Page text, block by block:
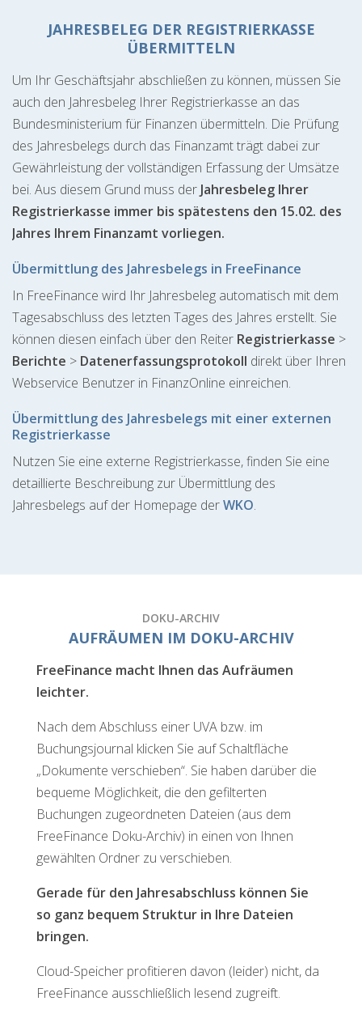
JAHRESBELEG DER REGISTRIERKASSE
ÜBERMITTELN
Um Ihr Geschäftsjahr abschließen zu können, müssen Sie
auch den Jahresbeleg Ihrer Registrierkasse an das
Bundesministerium für Finanzen übermitteln. Die Prüfung
des Jahresbelegs durch das Finanzamt trägt dabei zur
Gewährleistung der vollständigen Erfassung der Umsätze
bei. Aus diesem Grund muss der Jahresbeleg Ihrer
Registrierkasse immer bis spätestens den 15.02. des
Jahres Ihrem Finanzamt vorliegen.
Übermittlung des Jahresbelegs in FreeFinance
In FreeFinance wird Ihr Jahresbeleg automatisch mit dem
Tagesabschluss des letzten Tages des Jahres erstellt. Sie
können diesen einfach über den Reiter Registrierkasse >
Berichte > Datenerfassungsprotokoll direkt über Ihren
Webservice Benutzer in FinanzOnline einreichen.
Übermittlung des Jahresbelegs mit einer externen
Registrierkasse
Nutzen Sie eine externe Registrierkasse, finden Sie eine
detaillierte Beschreibung zur Übermittlung des
Jahresbelegs auf der Homepage derWKO.
DOKU-ARCHIV
AUFRÄUMEN IM DOKU-ARCHIV
FreeFinance macht Ihnen das Aufräumen
leichter.
Nach dem Abschluss einer UVA bzw. im
Buchungsjournal klicken Sie auf Schaltfläche
„Dokumente verschieben“. Sie haben darüber die
bequeme Möglichkeit, die den gefilterten
Buchungen zugeordneten Dateien (aus dem
FreeFinance Doku-Archiv) in einen von Ihnen
gewählten Ordner zu verschieben.
Gerade für den Jahresabschluss können Sie
so ganz bequem Struktur in Ihre Dateien
bringen.
Cloud-Speicher profitieren davon (leider) nicht, da
FreeFinance ausschließlich lesend zugreift.